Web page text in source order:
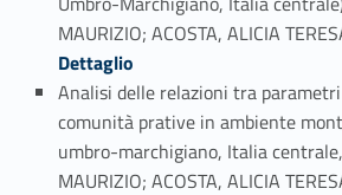
MAURIZIO; ACOSTA, ALICIA
Dettaglio
Analisi delle relazioni tra
comunità prative in ambiente
umbro-marchigiano, Italia
MAURIZIO; ACOSTA, ALICIA